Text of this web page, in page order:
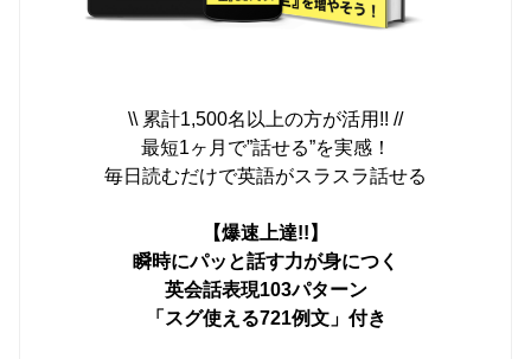
\\ 累計1,500名以上の方が活用!! //
最短1ヶ月で”話せる”を実感！
毎日読むだけで英語がスラスラ話せる
【爆速上達!!】
瞬時にパッと話す力が身につく
英会話表現103パターン
「スグ使える721例文」付き